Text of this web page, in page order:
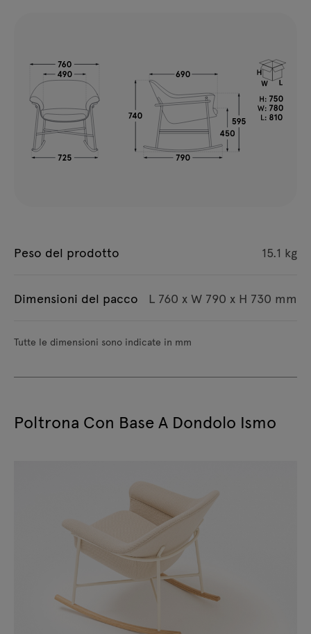
Peso del prodotto 15.1 kg
Dimensioni del pacco L 760 x W 790 x H 730 mm
Tutte le dimensioni sono indicate in mm
Poltrona Con Base A Dondolo Ismo